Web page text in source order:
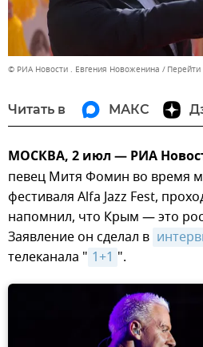
© РИА Новости . Евгения Новоженина
Читать в МАКС
МОСКВА, 2 июл — РИА
певец Митя Фомин во время
фестиваля Alfa Jazz Fest,
напомнил, что Крым — это
Заявление он сделал в
телеканала " 1+1 ".